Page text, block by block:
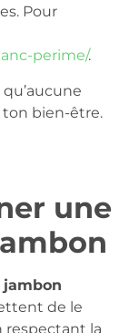
Pour
perime/.
qu’aucune
ton bien-être.
une
jambon
de le
respectant la